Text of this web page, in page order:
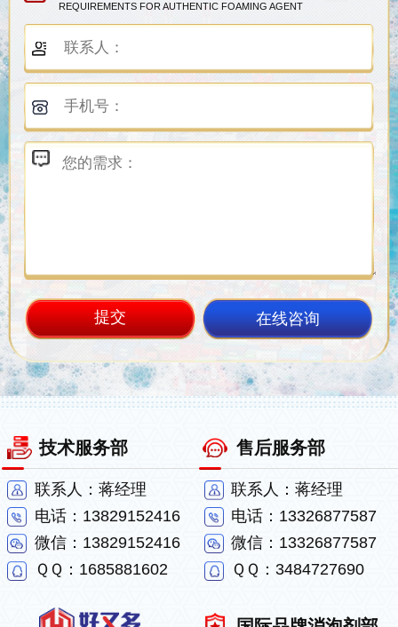
REQUIREMENTS FOR AUTHENTIC FOAMING AGENT
在线咨询
技术服务部
联系人：蒋经理
电话：13829152416
微信：13829152416
ＱＱ：1685881602
售后服务部
联系人：蒋经理
电话：13326877587
微信：13326877587
ＱＱ：3484727690